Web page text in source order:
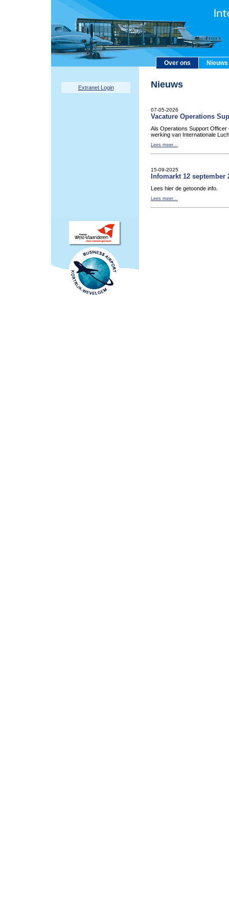
Over ons Nieuws
Extranet Login Nieuws
07-05-2026
Vacature Operations
Als Operations Support Officer
werking van Internationale
Lees meer...
15-09-2025
Infomarkt 12 september
Lees hier de getoonde info.
Lees meer...